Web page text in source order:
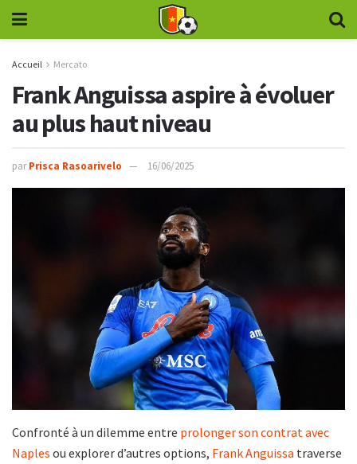
Accueil Mercato
Frank Anguissa aspire à évoluer
au plus haut niveau
par Prisca Rasoarivelo 16/06/2025
Confronté à un dilemme entre prolonger son contrat avec
Naples ou explorer d’autres options, Frank Anguissa traverse